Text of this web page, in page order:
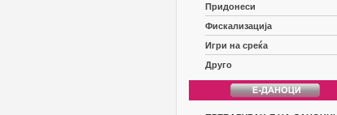
Придонеси
Фискализација
Игри на среќа
Друго